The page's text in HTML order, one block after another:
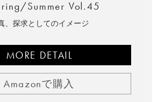
Summer Vol.45
、探求としてのイメージ
MORE DETAIL
Amazonで購入